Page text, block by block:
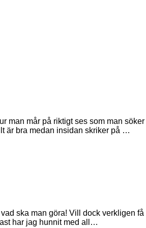
man mår på riktigt ses som man söker
är bra medan insidan skriker på …
ska man göra! Vill dock verkligen få
har jag hunnit med all…